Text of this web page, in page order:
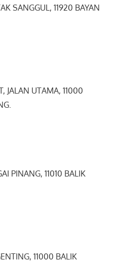
SANGGUL, 11920 BAYAN
JALAN UTAMA, 11000
PINANG, 11010 BALIK
11000 BALIK